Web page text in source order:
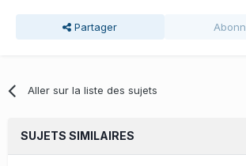
Partager
Aller sur la liste des sujets
SUJETS SIMILAIRES